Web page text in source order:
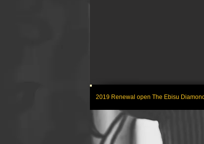
2019 Renewal open The Ebisu